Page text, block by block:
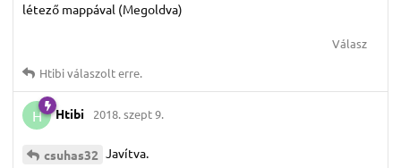
létező mappával (Megoldva)
Válasz
Htibiválaszolt erre.
H Htibi 2018. szept 9.
csuhas32 Javítva.